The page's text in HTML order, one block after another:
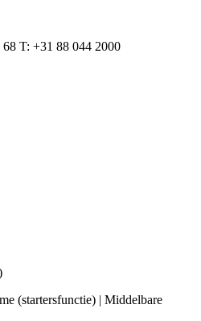
T: +31 88 044 2000
(startersfunctie) | Middelbare